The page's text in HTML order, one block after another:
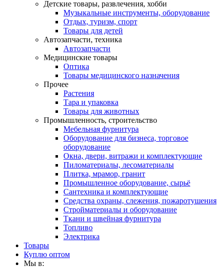
Детские товары, развлечения, хобби
Музыкальные инструменты, оборудование
Отдых, туризм, спорт
Товары для детей
Автозапчасти, техника
Автозапчасти
Медицинские товары
Оптика
Товары медицинского назначения
Прочее
Растения
Тара и упаковка
Товары для животных
Промышленность, строительство
Мебельная фурнитура
Оборудование для бизнеса, торговое
оборудование
Окна, двери, витражи и комплектующие
Пиломатериалы, лесоматериалы
Плитка, мрамор, гранит
Промышленное оборудование, сырьё
Сантехника и комплектующие
Средства охраны, слежения, пожаротушения
Стройматериалы и оборудование
Ткани и швейная фурнитура
Топливо
Электрика
Товары
Куплю оптом
Мы в: